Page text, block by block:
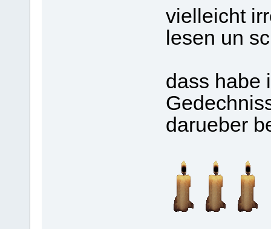
vielleicht
lesen un
dass habe
darueber